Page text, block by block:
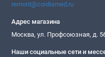
remont@cordismed.ru
Адрес магазина
Москва, ул. Профсоюзная, д.
Наши социальные сети и